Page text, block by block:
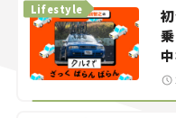
Lifestyle